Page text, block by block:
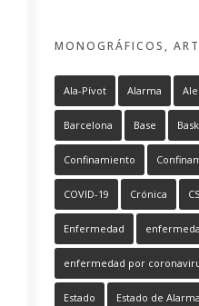
MONOGRÁFICOS,
Ala-Pívot Alarma
Barcelona Base
Confinamiento
COVID-19 Crónica
Enfermedad
enfermedad por
Estado Estado de Alarma